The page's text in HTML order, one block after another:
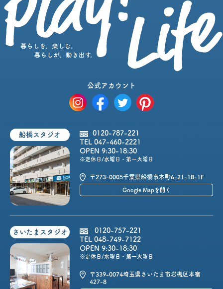
公式アカウント
船橋スタジオ
0120-787-221
TEL 047-460-2221
OPEN 9:30-18:30
※定休日/水曜日・第一火曜日
〒273-0005千葉県船橋市本町6-21-18-1F
Google Mapを開く
さいたまスタジオ
0120-757-221
TEL 048-749-7122
OPEN 9:30-18:30
※定休日/水曜日・第一火曜日
〒339-0074埼玉県さいたま市岩槻区本宿
427-8